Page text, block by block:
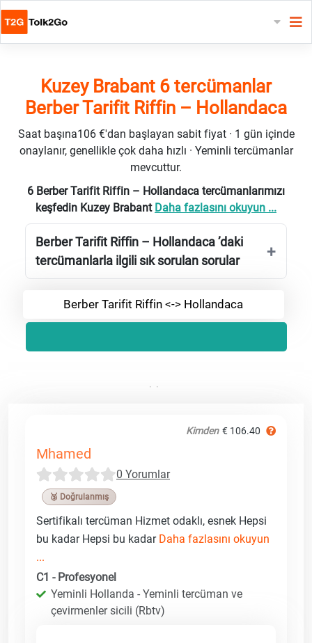
Kuzey Brabant 6 tercümanlar
Berber Tarifit Riffin – Hollandaca
Saat başına106 €'dan başlayan sabit fiyat · 1 gün içinde
onaylanır, genellikle çok daha hızlı · Yeminli tercümanlar
mevcuttur.
6 Berber Tarifit Riffin – Hollandaca tercümanlarımızı
keşfedin Kuzey Brabant Daha fazlasını okuyun ...
Berber Tarifit Riffin – Hollandaca ’daki
tercümanlarla ilgili sık sorulan sorular
Berber Tarifit Riffin <-> Hollandaca
Kimden € 106.40
Mhamed
0 Yorumlar
🥉 Doğrulanmış
Sertifikalı tercüman Hizmet odaklı, esnek Hepsi
bu kadar Hepsi bu kadar Daha fazlasını okuyun
...
C1 - Profesyonel
Yeminli Hollanda - Yeminli tercüman ve
çevirmenler sicili (Rbtv)